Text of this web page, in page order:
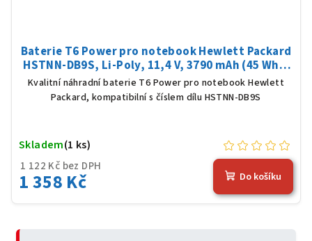
Baterie T6 Power pro notebook Hewlett Packard
HSTNN-DB9S, Li-Poly, 11,4 V, 3790 mAh (45 Wh),
černá
Kvalitní náhradní baterie T6 Power pro notebook Hewlett
Packard, kompatibilní s číslem dílu HSTNN-DB9S
1 122 Kč bez DPH
1 358 Kč
Skladem(1 ks)
Do košíku